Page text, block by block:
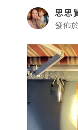
思思
發佈